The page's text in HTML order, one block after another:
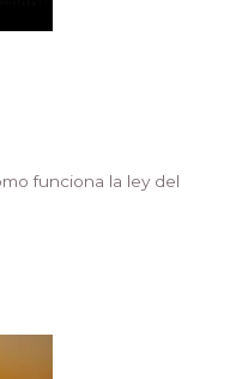
funciona la ley del